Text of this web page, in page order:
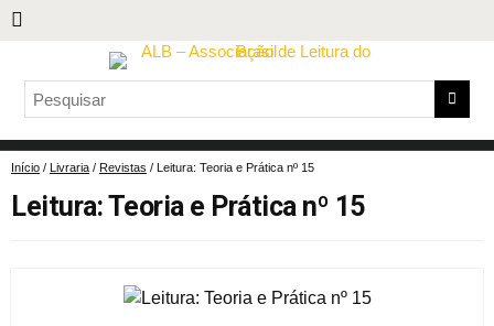
Início / Livraria / Revistas / Leitura: Teoria e Prática nº 15
Leitura: Teoria e Prática nº 15